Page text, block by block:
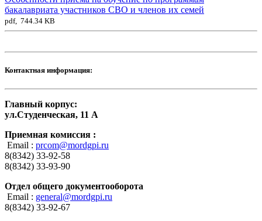
бакалавриата участников СВО и членов их семей
pdf, 744.34 KB
Контактная информация:
Главный корпус:
ул.Студенческая, 11 А
Приемная комиссия :
Email : prcom@mordgpi.ru
8(8342) 33-92-58
8(8342) 33-93-90
Отдел общего документооборота
Email : general@mordgpi.ru
8(8342) 33-92-67